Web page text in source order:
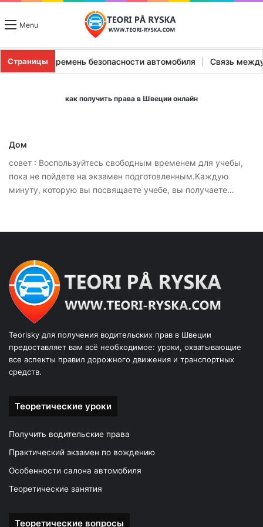
Menu
Страницы
остановка | ремень безопасности автомобиля | Связь
как получить права в Швеции онлайн
Дом
совет : Воспользуйтесь свободным временем для учебы,
пока не пойдете на экзамен подготовленным.Каждую
минуту, которую вы посвящаете учебе, вы получаете…
Teorisky для получения водительских прав в Швеции
предоставляет вам всё необходимое: уроки, охватывающие
все аспекты правил дорожного движения и транспортных
средств.
Теоретические уроки
Получить водительские права
Практический экзамен по вождению
Особенности салона автомобиля
Теоретические занятия
Теоретические вопросы